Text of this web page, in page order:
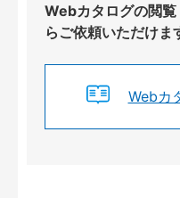
Webカタログの閲
らご依頼いただけま
Webカ